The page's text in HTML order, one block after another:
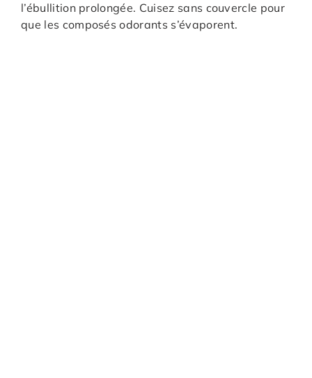
l’ébullition prolongée. Cuisez sans couvercle pour
que les composés odorants s’évaporent.